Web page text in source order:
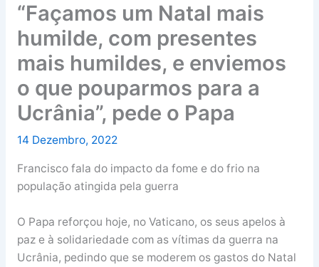
“Façamos um Natal mais
humilde, com presentes
mais humildes, e enviemos
o que pouparmos para a
Ucrânia”, pede o Papa
14 Dezembro, 2022
Francisco fala do impacto da fome e do frio na
população atingida pela guerra
O Papa reforçou hoje, no Vaticano, os seus apelos à
paz e à solidariedade com as vítimas da guerra na
Ucrânia, pedindo que se moderem os gastos do Natal